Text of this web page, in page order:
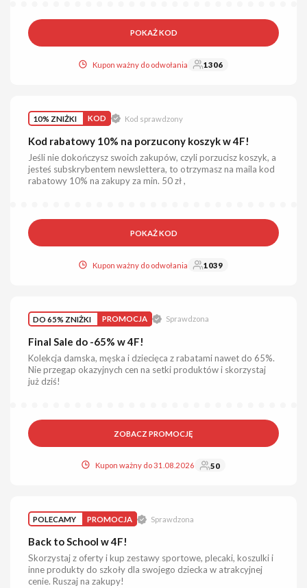
POKAŻ KOD
Kupon ważny do odwołania 1306
10% ZNIŻKI KOD Kod sprawdzony
Kod rabatowy 10% na porzucony koszyk w 4F!
Jeśli nie dokończysz swoich zakupów, czyli porzucisz koszyk, a
jesteś subskrybentem newslettera, to otrzymasz na maila kod
rabatowy 10% na zakupy za min. 50 zł ,
POKAŻ KOD
Kupon ważny do odwołania 1039
DO 65% ZNIŻKI PROMOCJA Sprawdzona
Final Sale do -65% w 4F!
Kolekcja damska, męska i dziecięca z rabatami nawet do 65%.
Nie przegap okazyjnych cen na setki produktów i skorzystaj
już dziś!
ZOBACZ PROMOCJĘ
Kupon ważny do 31.08.2026 50
POLECAMY PROMOCJA Sprawdzona
Back to School w 4F!
Skorzystaj z oferty i kup zestawy sportowe, plecaki, koszulki i
inne produkty do szkoły dla swojego dziecka w atrakcyjnej
cenie. Ruszaj na zakupy!